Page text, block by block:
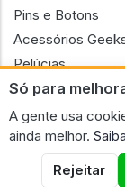
Só para
A gente usa
ainda melhor.
Rejeitar
Pins e Botons
Acessórios
Pelúcias
Bonecas